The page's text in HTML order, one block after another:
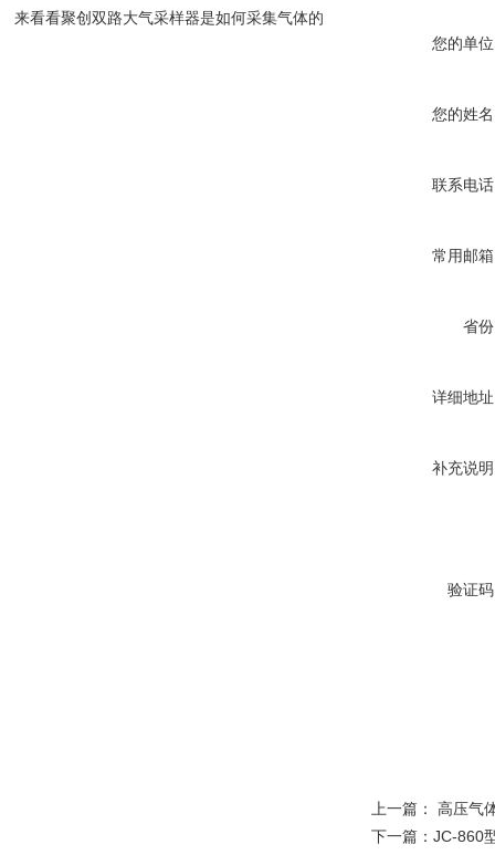
您的单
您的姓
联系电
常用邮
省
详细地
补充说
验证
上一篇： 高压气
下一篇： JC-860
来看看聚创双路大气采样器是如何采集气体的